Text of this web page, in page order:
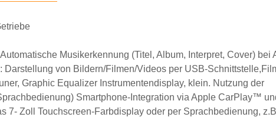
Automatische Musikerkennung (Titel, Album, Interpret, Cover) bei
Darstellung von Bildern/Filmen/Videos per USB-
Graphic Equalizer Instrumentendisplay, klein. Nutzung der
Smartphone-Integration via Apple CarPlay™
7- Zoll Touchscreen-Farbdisplay oder per Sprachbedienung,